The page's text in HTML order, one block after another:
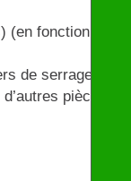
fonction du
de serrage et
pièces